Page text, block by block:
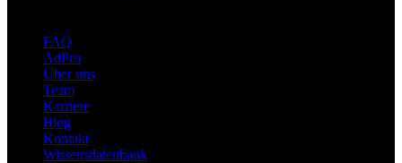
FAQ
AdPro
Über uns
Team
Karriere
Blog
Kontakt
Wissensdatenbank